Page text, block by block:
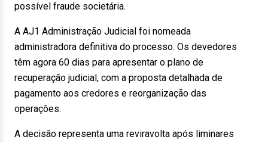
possível fraude societária.
A AJ1 Administração Judicial foi nomeada
administradora definitiva do processo. Os devedores
têm agora 60 dias para apresentar o plano de
recuperação judicial, com a proposta detalhada de
pagamento aos credores e reorganização das
operações.
A decisão representa uma reviravolta após liminares